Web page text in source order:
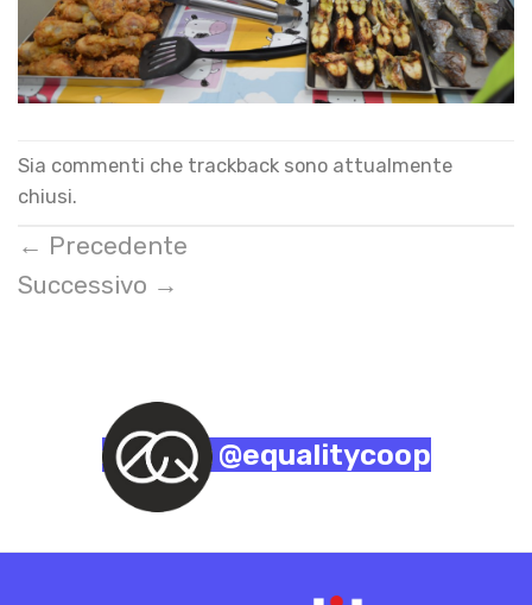
Sia commenti che trackback sono attualmente
chiusi.
← Precedente
Successivo →
@equalitycoop